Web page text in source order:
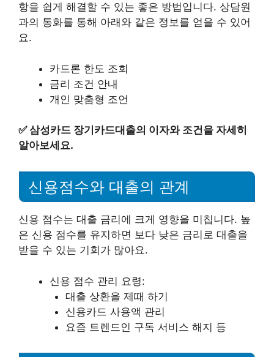
항을 쉽게 해결할 수 있는 좋은 방법입니다. 상담원
과의 통화를 통해 아래와 같은 정보를 얻을 수 있어
요.
카드론 한도 조회
금리 조건 안내
개인 맞춤형 조언
✅삼성카드 장기카드대출의 이자와 조건을 자세히
알아보세요.
신용점수와 대출의 관계
신용 점수는 대출 금리에 크게 영향을 미칩니다. 높
은 신용 점수를 유지하면 보다 낮은 금리로 대출을
받을 수 있는 기회가 많아요.
신용 점수 관리 요령:
대출 상환을 제때 하기
신용카드 사용액 관리
요즘 트렌드인 구독 서비스 해지 등